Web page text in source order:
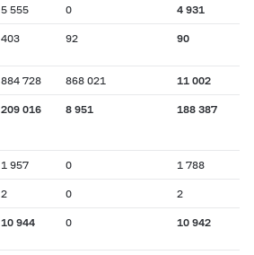
5 555 0 4 931
403 92 90
884 728 868 021 11 002
209 016 8 951 188 387
1 957 0 1 788
2 0 2
10 944 0 10 942